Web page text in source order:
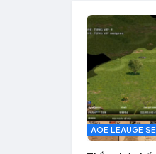
AOE LEAUGE